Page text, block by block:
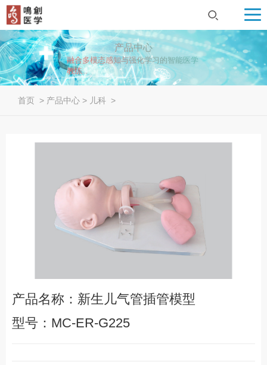
产品中心
融合多模态感知与强化学习的智能医学
教练...
首页 > 产品中心 > 儿科 >
产品名称：新生儿气管插管模型
型号：MC-ER-G225